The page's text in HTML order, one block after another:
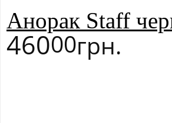
Анорак Staff
46000грн.